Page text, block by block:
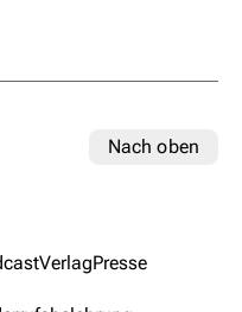
Nach oben
VerlagPresse